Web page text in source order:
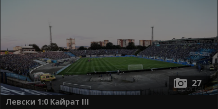
27
Левски 1:0 Кайрат III